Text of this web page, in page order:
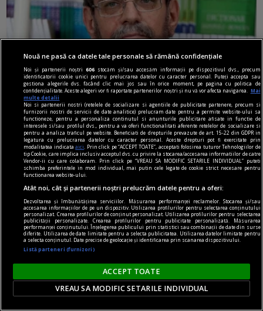
la răscruce de gînduri
Succesiunea
Nici Europa nu stă grozav înaintea unor alegeri
care pot să împingă în parlamentele europene
diferiți demagogi cu promisiuni maximale și
capacități mediocre.
Andrei CORNEA
Nouă ne pasă ca datele tale personale să rămână confidențiale
Noi și partenerii noștri606 stocăm și/sau accesăm informații pe dispozitivul dvs., precum
identificatorii cookie unici pentru prelucrarea datelor cu caracter personal. Puteți accepta sau
gestiona alegerile dvs. făcând clic mai jos sau în orice moment, pe pagina cu politica de
confidențialitate. Aceste alegeri vor fi raportate partenerilor noștri și nu vă vor afecta navigarea.
Mai
multe detalii
Noi si partenerii nostri (retelele de socializare si agentiile de publicitate partenere, precum si
furnizorii nostri de servicii de date analitice) prelucram date pentru a permite website-ului sa
functioneze, pentru a personaliza continutul si anunturile publicitare afisate in functie de
interesele si/sau profilul dvs., pentru a va oferi functionalitati aferente retelelor de socializare si
pentru a analiza traficul pe website. Beneficiati de drepturile prevazute de art. 15-22 din GDPR in
legatura cu prelucrarea datelor cu caracter personal. Aceste drepturi pot fi exercitate prin
modalitatea indicataaici
. Prin click pe “ACCEPT TOATE”, acceptati folosirea tuturor Tehnologiilor de
tip Cookie, care implica inclusiv acceptul dvs. cu privire la stocarea/accesarea informatiilor de catre
Vendor-ii cu care colaboram. Prin click pe “VREAU SA MODIFIC SETARILE INDIVIDUAL” puteti
schimba preferintele in mod individual, mai putin cele legate de cookie strict necesare pentru
functionarea website-ului.
Atât noi, cât și partenerii noștri prelucrăm datele pentru a oferi:
Dezvoltarea și îmbunătățirea serviciilor. Măsurarea performanței reclamelor. Stocarea și/sau
accesarea informațiilor de pe un dispozitiv. Utilizarea profilurilor pentru selectarea conținutului
personalizat. Crearea profilurilor de conținut personalizat. Utilizarea profilurilor pentru selectarea
publicității personalizate. Crearea profilurilor pentru publicitate personalizată. Măsurarea
performanței conținutului. Înțelegerea publicului prin statistici sau combinații de date din surse
diferite. Utilizarea de date limitate pentru a selecta publicitatea. Utilizarea datelor limitate pentru
a selecta conținutul. Date precise de geolocație și identificarea prin scanarea dispozitivului.
Listă parteneri (furnizori)
ACCEPT TOATE
VREAU SA MODIFIC SETARILE INDIVIDUAL